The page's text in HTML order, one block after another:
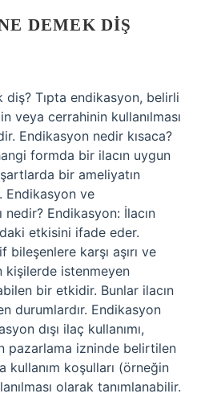
DEMEK DIŞ
diş? Tıpta endikasyon, belirli
veya cerrahinin kullanılması
Endikasyon nedir kısaca?
formda bir ilacın uygun
bir ameliyatın
Endikasyon ve
Endikasyon: İlacın
etkisini ifade eder.
karşı aşırı ve
kişilerde istenmeyen
bir etkidir. Bunlar ilacın
durumlardır. Endikasyon
dışı ilaç kullanımı,
pazarlama izninde belirtilen
kullanım koşulları (örneğin
olarak tanımlanabilir.